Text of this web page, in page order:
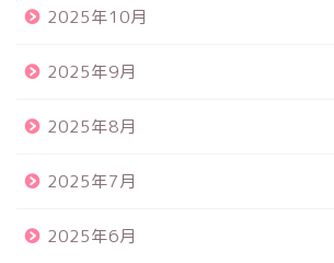
2025年10月
2025年9月
2025年8月
2025年7月
2025年6月